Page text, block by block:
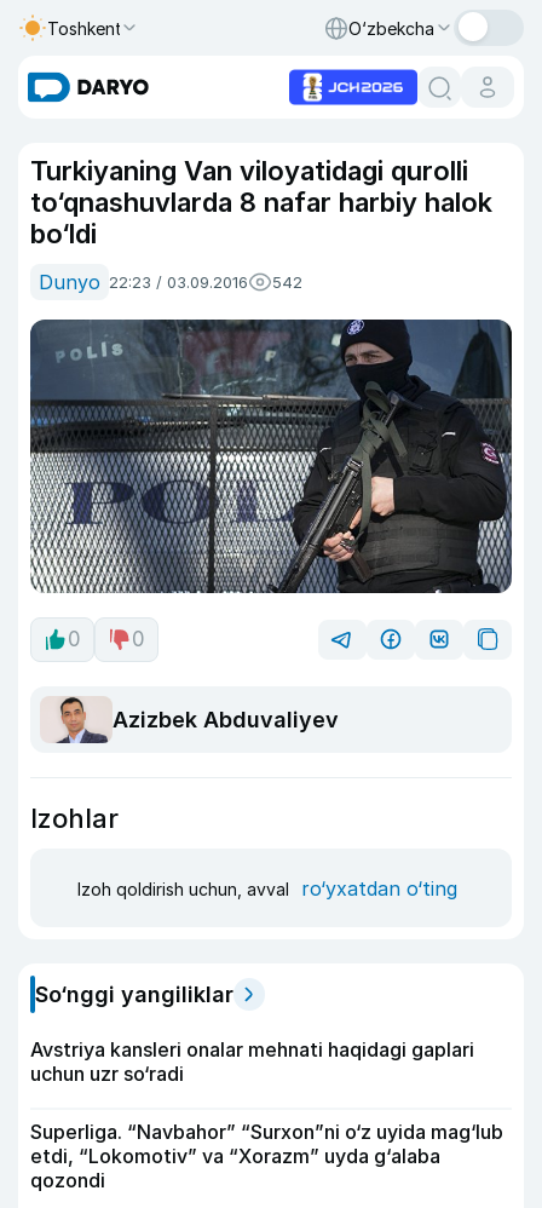
Toshkent O‘zbekcha
Turkiyaning Van viloyatidagi qurolli
to‘qnashuvlarda 8 nafar harbiy halok
bo‘ldi
Dunyo 22:23 / 03.09.2016 542
0 0
Azizbek Abduvaliyev
Izohlar
Izoh qoldirish uchun, avval ro‘yxatdan o‘ting
So‘nggi yangiliklar
Avstriya kansleri onalar mehnati haqidagi gaplari
uchun uzr so‘radi
Superliga. “Navbahor” “Surxon”ni o‘z uyida mag‘lub
etdi, “Lokomotiv” va “Xorazm” uyda g‘alaba
qozondi